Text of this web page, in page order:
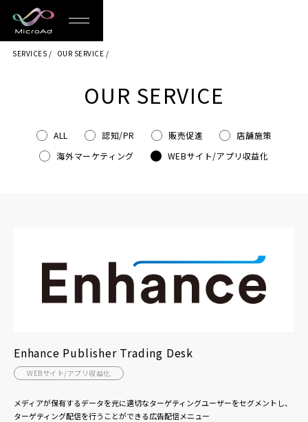
MicroAd
Redesigning
Future
Life
SERVICES OUR SERVICE
OUR SERVICE
ALL 認知/PR 販売促進
店舗施策
海外マーケティング
WEBサイト/アプリ収益化
Enhance Publisher Trading Desk
WEBサイト/アプリ収益化
メディアが保有するデータを元に適切なターゲティングユーザーをセグメントし、
ターゲティング配信を行うことができる広告配信メニュー